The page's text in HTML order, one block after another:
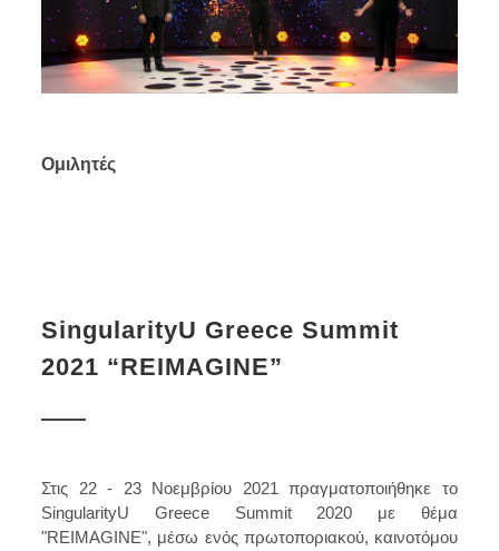
Ομιλητές
SingularityU Greece Summit
2021 “REIMAGINE”
Στις 22 - 23 Νοεμβρίου 2021 πραγματοποιήθηκε το
SingularityU Greece Summit 2020 με θέμα
"REIMAGINE", μέσω ενός πρωτοποριακού, καινοτόμου